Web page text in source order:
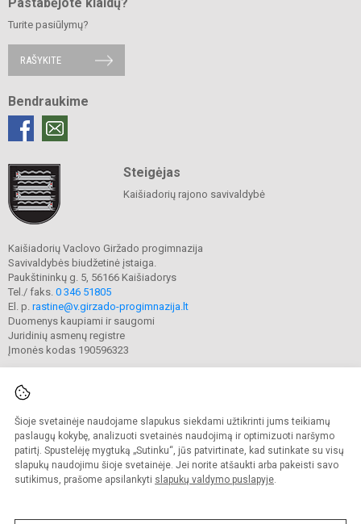
Šioje svetainėje naudojame slapukus siekdami užtikrinti jums teikiamų
paslaugų kokybę, analizuoti svetainės naudojimą ir optimizuoti naršymo
patirtį. Spustelėję mygtuką „Sutinku“, jūs patvirtinate, kad sutinkate su visų
slapukų naudojimu šioje svetainėje. Jei norite atšaukti arba pakeisti savo
sutikimus, prašome apsilankyti slapukų valdymo puslapyje.
Turite pasiūlymų?
RAŠYKITE
Bendraukime
Steigėjas
Kaišiadorių rajono savivaldybė
Kaišiadorių Vaclovo Giržado progimnazija
Savivaldybės biudžetinė įstaiga.
Paukštininkų g. 5, 56166 Kaišiadorys
Tel./ faks. 0 346 51805
El. p. rastine@v.girzado-progimnazija.lt
Duomenys kaupiami ir saugomi
Juridinių asmenų registre
Įmonės kodas 190596323
© 2020. Kaišiadorių Vaclovo Giržado progimnazija. Visos teisės saugomos.
Kopijuoti turinį be raštiško gimnazijos sutikimo griežtai draudžiama.
Prieinamumo paraiška Slapukų valdymas
Sumanus būdas atnaujinti